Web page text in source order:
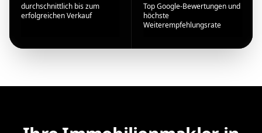
durchschnittlich bis zum
erfolgreichen Verkauf
Top Google-Bewertungen und
höchste
Weiterempfehlungsrate